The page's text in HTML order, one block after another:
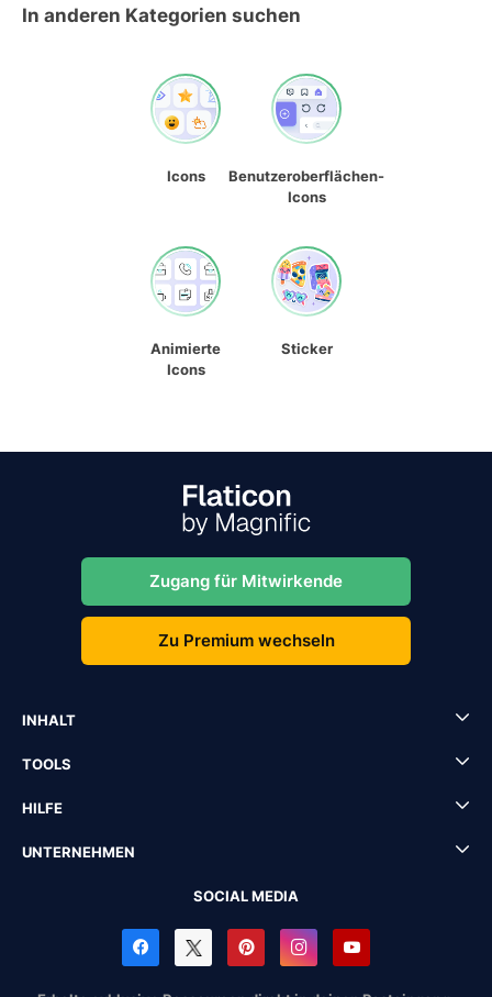
In anderen Kategorien suchen
Icons
Benutzeroberflächen-
Icons
Animierte
Icons
Sticker
Zugang für Mitwirkende
Zu Premium wechseln
INHALT
TOOLS
HILFE
UNTERNEHMEN
SOCIAL MEDIA